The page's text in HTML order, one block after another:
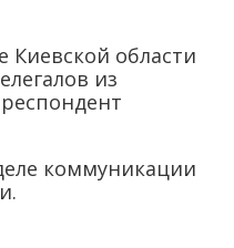
Киевской области
из
коммуникации